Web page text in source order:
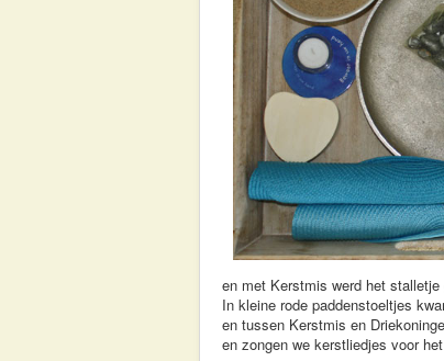
en met Kerstmis werd het stalletje
In kleine rode paddenstoeltjes
en tussen Kerstmis en
en zongen we kerstliedjes voor